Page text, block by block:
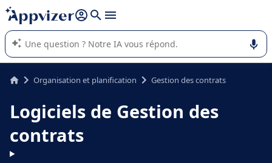
répondre (plusieurs lignes avec
L'IA de Appvizer vous guide dans l'utilisation ou la sélection de
logiciel SaaS en entreprise.
Organisation et planification Gestion des contrats
Logiciels de Gestion des
contrats